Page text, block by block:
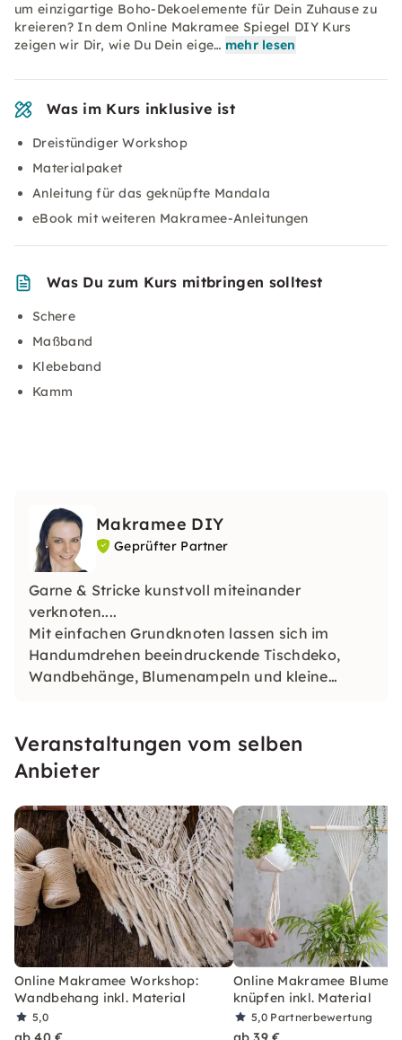
um einzigartige Boho-Dekoelemente für Dein Zuhause zu
kreieren? In dem Online Makramee Spiegel DIY Kurs
zeigen wir Dir, wie Du Dein eige… mehr lesen
Was im Kurs inklusive ist
Dreistündiger Workshop
Materialpaket
Anleitung für das geknüpfte Mandala
eBook mit weiteren Makramee-Anleitungen
Was Du zum Kurs mitbringen solltest
Schere
Maßband
Klebeband
Kamm
Makramee DIY
Geprüfter Partner
Garne & Stricke kunstvoll miteinander
verknoten....
Mit einfachen Grundknoten lassen sich im
Handumdrehen beeindruckende Tischdeko,
Wandbehänge, Blumenampeln und kleine
Veranstaltungen vom selben
Anbieter
Online Makramee Workshop:
Wandbehang inkl. Material
5,0
Online Makramee
knüpfen inkl. Material
5,0 Partnerbewertung